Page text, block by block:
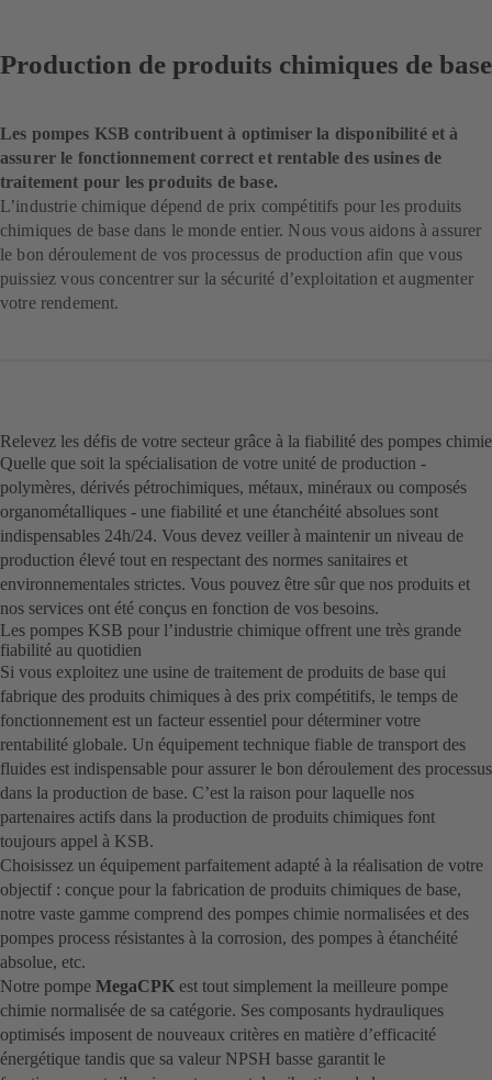
Production de produits chimiques de base
Les pompes KSB contribuent à optimiser la disponibilité et à
assurer le fonctionnement correct et rentable des usines de
traitement pour les produits de base.
L’industrie chimique dépend de prix compétitifs pour les produits
chimiques de base dans le monde entier. Nous vous aidons à assurer
le bon déroulement de vos processus de production afin que vous
puissiez vous concentrer sur la sécurité d’exploitation et augmenter
votre rendement.
Relevez les défis de votre secteur grâce à la fiabilité des pompes chimie
Quelle que soit la spécialisation de votre unité de production -
polymères, dérivés pétrochimiques, métaux, minéraux ou composés
organométalliques - une fiabilité et une étanchéité absolues sont
indispensables 24h/24. Vous devez veiller à maintenir un niveau de
production élevé tout en respectant des normes sanitaires et
environnementales strictes. Vous pouvez être sûr que nos produits et
nos services ont été conçus en fonction de vos besoins.
Les pompes KSB pour l’industrie chimique offrent une très grande
fiabilité au quotidien
Si vous exploitez une usine de traitement de produits de base qui
fabrique des produits chimiques à des prix compétitifs, le temps de
fonctionnement est un facteur essentiel pour déterminer votre
rentabilité globale. Un équipement technique fiable de transport des
fluides est indispensable pour assurer le bon déroulement des processus
dans la production de base. C’est la raison pour laquelle nos
partenaires actifs dans la production de produits chimiques font
toujours appel à KSB.
Choisissez un équipement parfaitement adapté à la réalisation de votre
objectif : conçue pour la fabrication de produits chimiques de base,
notre vaste gamme comprend des pompes chimie normalisées et des
pompes process résistantes à la corrosion, des pompes à étanchéité
absolue, etc.
Notre pompe MegaCPK est tout simplement la meilleure pompe
chimie normalisée de sa catégorie. Ses composants hydrauliques
optimisés imposent de nouveaux critères en matière d’efficacité
énergétique tandis que sa valeur NPSH basse garantit le